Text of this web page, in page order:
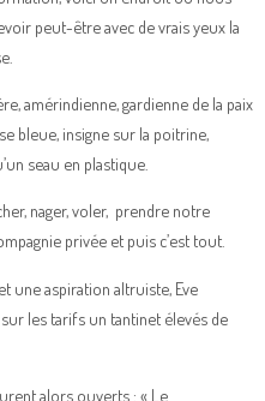
peut-être avec de vrais yeux la
amérindienne, gardienne de la paix
bleue, insigne sur la poitrine,
seau en plastique.
nager, voler, prendre notre
privée et puis c’est tout.
une aspiration altruiste, Eve
les tarifs un tantinet élevés de
alors ouverts : « Le